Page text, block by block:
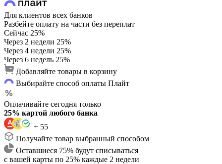
Для клиентов всех банков
Разбейте оплату на части без переплат
Сейчас 25%
Через 2 недели 25%
Через 4 недели 25%
Через 6 недель 25%
Добавляйте товары в корзину
Выбирайте способ оплаты Плайт
Оплачивайте сегодня только
25% картой любого банка
+ 55
Получайте товар выбранный способом
Оставшиеся 75% будут списываться
с вашей карты по 25% каждые 2 недели